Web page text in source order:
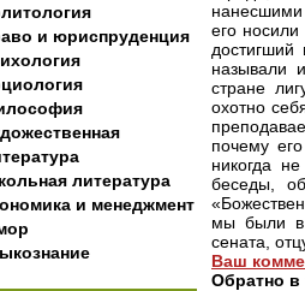
и юриспруденция
литература
и менеджмент
нанесшими
его
называли
стране
охотно
почему
никогда
беседы,
мы были в
сената,
Ваш
Обратно в